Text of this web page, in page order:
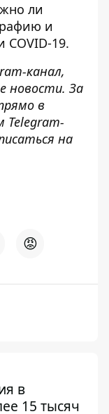
ли
и
COVID-19.
канал,
новости. За
в
Telegram-
на
😡
в
15 тысяч